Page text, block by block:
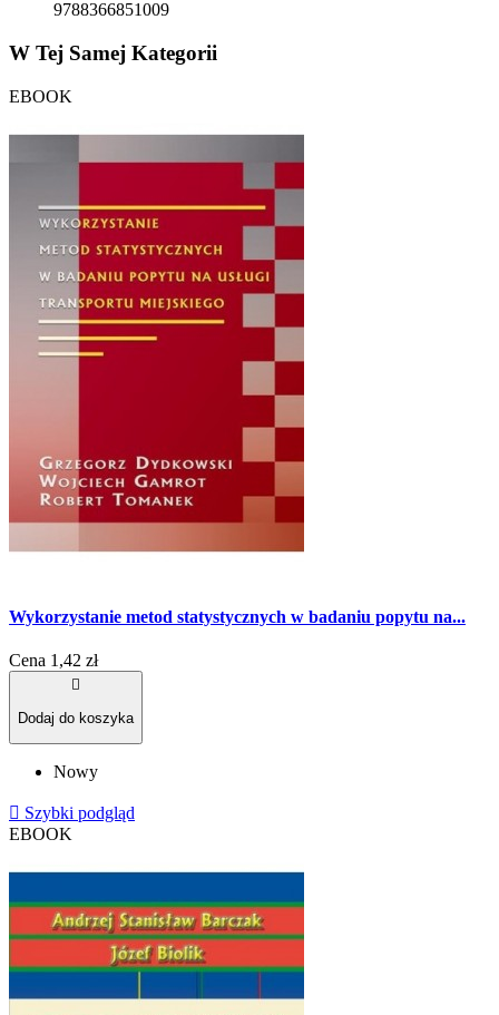
9788366851009
W Tej Samej Kategorii
EBOOK
Wykorzystanie metod statystycznych w badaniu popytu na...
Cena 1,42 zł

Dodaj do koszyka
Nowy
 Szybki podgląd
EBOOK